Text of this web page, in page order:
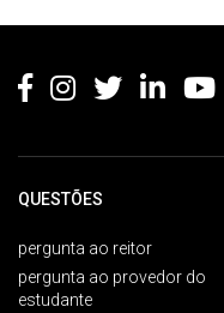
QUESTÕES
pergunta ao reitor
pergunta ao provedor do
estudante